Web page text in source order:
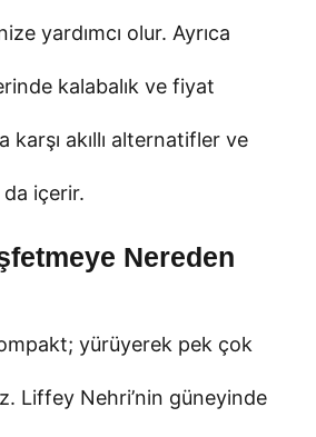
yardımcı olur. Ayrıca
kalabalık ve fiyat
karşı akıllı alternatifler ve
da içerir.
Nereden
yürüyerek pek çok
Liffey Nehri’nin güneyinde